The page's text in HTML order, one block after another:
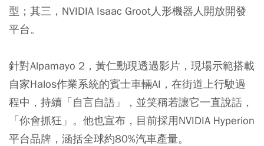
型；其三，NVIDIA Isaac Groot人形機器人開放開發
平台。
針對Alpamayo 2，黃仁勳現透過影片，現場示範搭載
自家Halos作業系統的賓士車輛AI，在街道上行駛過
程中，持續「自言自語」，並笑稱若讓它一直說話，
「你會抓狂」。他也宣布，目前採用NVIDIA Hyperion
平台品牌，涵括全球約80%汽車產量。